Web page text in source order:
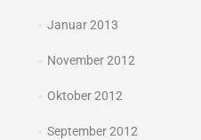
Januar 2013
November 2012
Oktober 2012
September 2012